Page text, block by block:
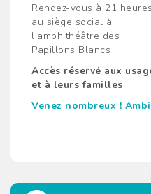
Rendez-vous à 21 heures
au siège social à
l’amphithéâtre des
Papillons Blancs
Accès réservé aux
et à leurs familles
Venez nombreux !